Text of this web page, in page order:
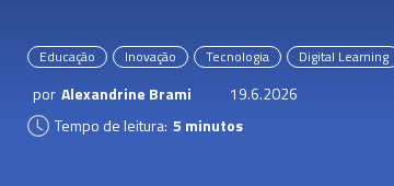
Educação Inovação Tecnologia Digital Learning
por Alexandrine Brami
19.6.2026
Tempo de leitura: 5 minutos